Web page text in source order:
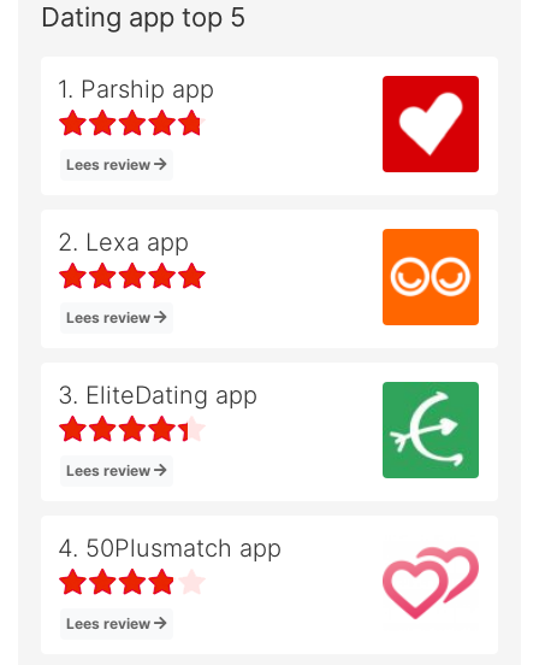
Dating app top 5
1. Parship app
Lees review
2. Lexa app
Lees review
3. EliteDating app
Lees review
4. 50Plusmatch app
Lees review